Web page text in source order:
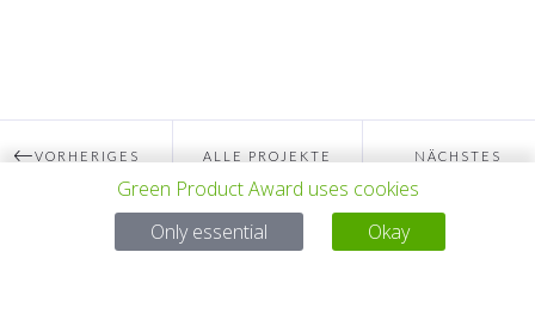
VORHERIGES ALLE PROJEKTE NÄCHSTES
Bei Fragen:
Green Product Award uses cookies
Only essential
Okay